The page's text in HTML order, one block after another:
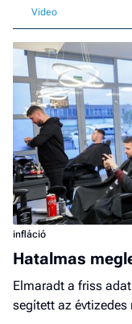
infláció
Hatalmas
Elmaradt a friss
segített az évtizedes